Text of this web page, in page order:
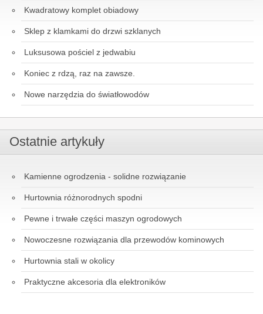
Kwadratowy komplet obiadowy
Sklep z klamkami do drzwi szklanych
Luksusowa pościel z jedwabiu
Koniec z rdzą, raz na zawsze.
Nowe narzędzia do światłowodów
Ostatnie artykuły
Kamienne ogrodzenia - solidne rozwiązanie
Hurtownia różnorodnych spodni
Pewne i trwałe części maszyn ogrodowych
Nowoczesne rozwiązania dla przewodów kominowych
Hurtownia stali w okolicy
Praktyczne akcesoria dla elektroników